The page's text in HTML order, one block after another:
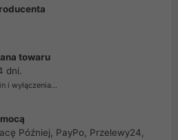
towaru
dni.
i wyłączenia...
Później, PayPo, Przelewy24,